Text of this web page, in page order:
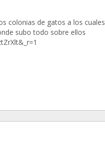
colonias de gatos a los cuales
subo todo sobre ellos